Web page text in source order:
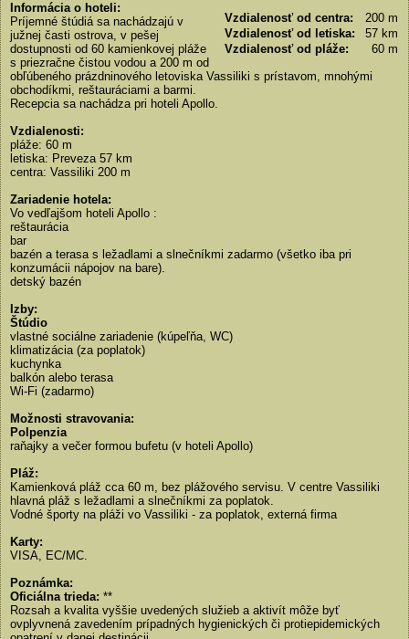
Vzdialenosť od centra:
200 m
Vzdialenosť od letiska:
57 km
Vzdialenosť od pláže:
60 m
Informácia o hoteli:
Príjemné štúdiá sa nachádzajú v
južnej časti ostrova, v pešej
dostupnosti od 60 kamienkovej pláže
s priezračne čistou vodou a 200 m od
obľúbeného prázdninového letoviska Vassiliki s prístavom, mnohými
obchodíkmi, reštauráciami a barmi.
Recepcia sa nachádza pri hoteli Apollo.
Vzdialenosti:
pláže: 60 m
letiska: Preveza 57 km
centra: Vassiliki 200 m
Zariadenie hotela:
Vo vedľajšom hoteli Apollo :
reštaurácia
bar
bazén a terasa s ležadlami a slnečníkmi zadarmo (všetko iba pri
konzumácii nápojov na bare).
detský bazén
Izby:
Štúdio
vlastné sociálne zariadenie (kúpeľňa, WC)
klimatizácia (za poplatok)
kuchynka
balkón alebo terasa
Wi-Fi (zadarmo)
Možnosti stravovania:
Polpenzia
raňajky a večer formou bufetu (v hoteli Apollo)
Pláž:
Kamienková pláž cca 60 m, bez plážového servisu. V centre Vassiliki
hlavná pláž s ležadlami a slnečníkmi za poplatok.
Vodné športy na pláži vo Vassiliki - za poplatok, externá firma
Karty:
VISA, EC/MC.
Poznámka:
Oficiálna trieda: **
Rozsah a kvalita vyššie uvedených služieb a aktivít môže byť
ovplyvnená zavedením prípadných hygienických či protiepidemických